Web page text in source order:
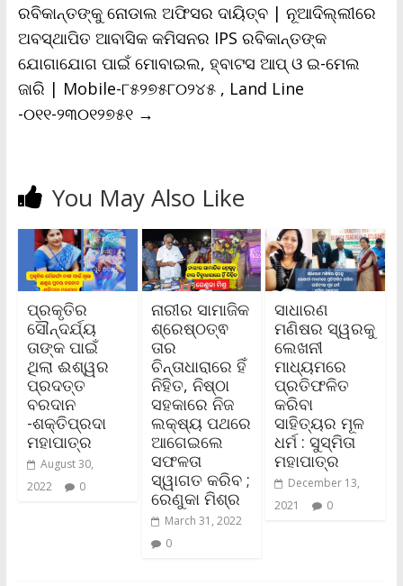
ରବିକାନ୍ତଙ୍କୁ ନୋଡାଲ ଅଫିସର ଦାୟିତ୍ବ | ନୂଆଦିଲ୍ଲୀରେ
ଅବସ୍ଥାପିତ ଆବାସିକ କମିସନର IPS ରବିକାନ୍ତଙ୍କ
ଯୋଗାଯୋଗ ପାଇଁ ମୋବାଇଲ, ହ୍ବାଟସ ଆପ୍ ଓ ଇ-ମେଲ
ଜାରି | Mobile-୮୫୨୭୫୮୦୨୪୫ , Land Line
-୦୧୧-୨୩୦୧୨୭୫୧ →
You May Also Like
ପ୍ରକୃତିର
ସୌନ୍ଦର୍ଯ୍ୟ
ତାଙ୍କ ପାଇଁ
ଥିଲା ଈଶ୍ୱର
ପ୍ରଦତ୍ତ
ବରଦାନ
-ଶକ୍ତିପ୍ରଦା
ମହାପାତ୍ର
August 30,
2022
0
ନାରୀର ସାମାଜିକ
ଶ୍ରେଷ୍ଠତ୍ଵ
ତାର
ଚିନ୍ତାଧାରାରେ ହିଁ
ନିହିତ, ନିଷ୍ଠା
ସହକାରେ ନିଜ
ଲକ୍ଷ୍ୟ ପଥରେ
ଆଗେଇଲେ
ସଫଳତା
ସ୍ୱାଗତ କରିବ ;
ରେଣୁକା ମିଶ୍ର
March 31, 2022
0
ସାଧାରଣ
ମଣିଷର ସ୍ୱରକୁ
ଲେଖନୀ
ମାଧ୍ୟମରେ
ପ୍ରତିଫଳିତ
କରିବା
ସାହିତ୍ୟର ମୂଳ
ଧର୍ମ : ସୁସ୍ମିତା
ମହାପାତ୍ର
December 13,
2021
0